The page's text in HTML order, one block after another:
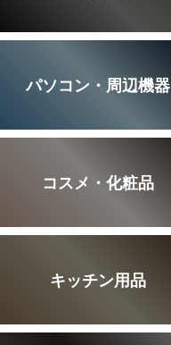
パソコン・周辺機器
コスメ・化粧品
キッチン用品